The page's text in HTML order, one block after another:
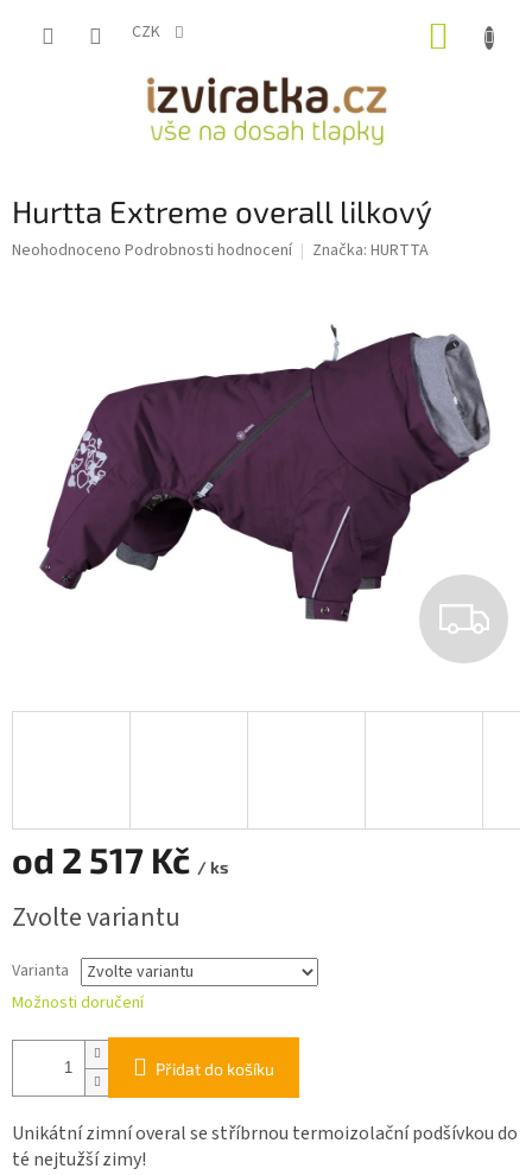
CZK
Hurtta Extreme overall lilkový
Průměrné
Neohodnoceno Podrobnosti hodnocení Značka: HURTTA
Z
D
A
M
od 2 517 Kč / ks
cena:
Zvolte variantu
Varianta
Možnosti doručení
Přidat do košíku
Unikátní zimní overal se stříbrnou termoizolační podšívkou do
té nejtužší zimy!